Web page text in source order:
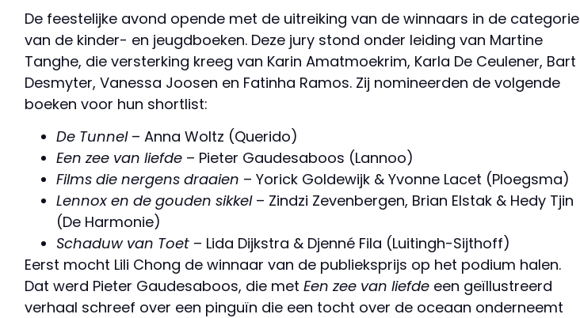
De feestelijke avond opende met de uitreiking van de winnaars in de categorie
van de kinder- en jeugdboeken. Deze jury stond onder leiding van Martine
Tanghe, die versterking kreeg van Karin Amatmoekrim, Karla De Ceulener, Bart
Desmyter, Vanessa Joosen en Fatinha Ramos. Zij nomineerden de volgende
boeken voor hun shortlist:
De Tunnel– Anna Woltz (Querido)
Een zee van liefde – Pieter Gaudesaboos (Lannoo)
Films die nergens draaien – Yorick Goldewijk & Yvonne Lacet (Ploegsma)
Lennox en de gouden sikkel– Zindzi Zevenbergen, Brian Elstak & Hedy Tjin
(De Harmonie)
Schaduw van Toet – Lida Dijkstra & Djenné Fila (Luitingh-Sijthoff)
Eerst mocht Lili Chong de winnaar van de publieksprijs op het podium halen.
Dat werd Pieter Gaudesaboos, die met Een zee van liefde een geïllustreerd
verhaal schreef over een pinguïn die een tocht over de oceaan onderneemt